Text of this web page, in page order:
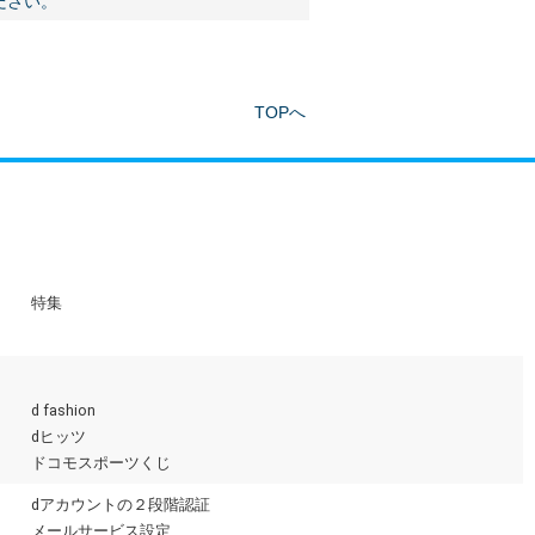
TOPへ
特集
d fashion
dヒッツ
ドコモスポーツくじ
dアカウントの２段階認証
メールサービス設定